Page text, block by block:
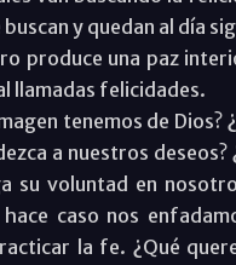
y quedan al día
produce una paz
llamadas felicidades.
tenemos de
a nuestros deseos?
su voluntad en
caso nos
la fe. ¿Qué